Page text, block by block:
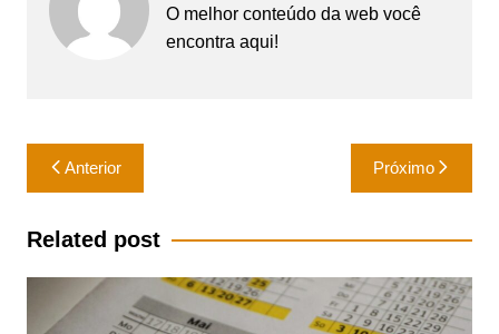
O melhor conteúdo da web você
encontra aqui!
Navegação
de
Post
Anterior Próximo
Related post